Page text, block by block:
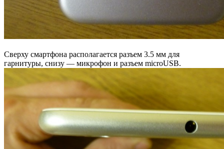
Сверху смартфона располагается разъем 3.5 мм для
гарнитуры, снизу — микрофон и разъем microUSB.